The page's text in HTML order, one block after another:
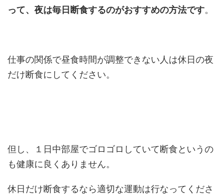
って、夜は毎日断食するのがおすすめの方法です。
仕事の関係で昼食時間が調整できない人は休日の夜
だけ断食にしてください。
但し、１日中部屋でゴロゴロしていて断食というの
も健康に良くありません。
休日だけ断食するなら適切な運動は行なってくださ